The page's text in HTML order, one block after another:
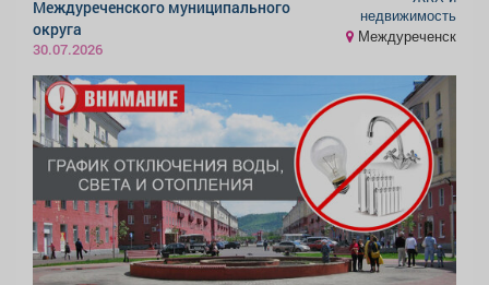
Междуреченского муниципального
округа
30.07.2026
недвижимость
Междуреченск